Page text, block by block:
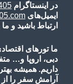
در اینستاگرام
ایمیل‌های
ارتباط باشید و ما
ما تورهای
دبی، اروپا و…
داریم. همیشه
آرامش سفر را از